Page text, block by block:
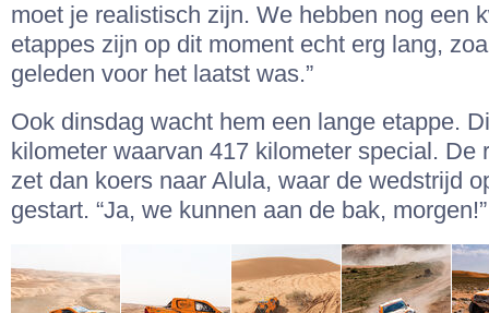
moet je realistisch zijn. We hebben nog een
etappes zijn op dit moment echt erg lang,
geleden voor het laatst was.”
Ook dinsdag wacht hem een lange etappe.
kilometer waarvan 417 kilometer special. De
zet dan koers naar Alula, waar de wedstrijd
gestart. “Ja, we kunnen aan de bak, morgen!”